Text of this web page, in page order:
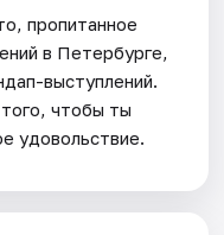
пропитанное
в Петербурге,
выступлений.
чтобы ты
удовольствие.